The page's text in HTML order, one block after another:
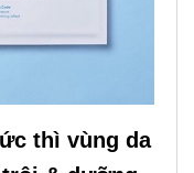
thì vùng da